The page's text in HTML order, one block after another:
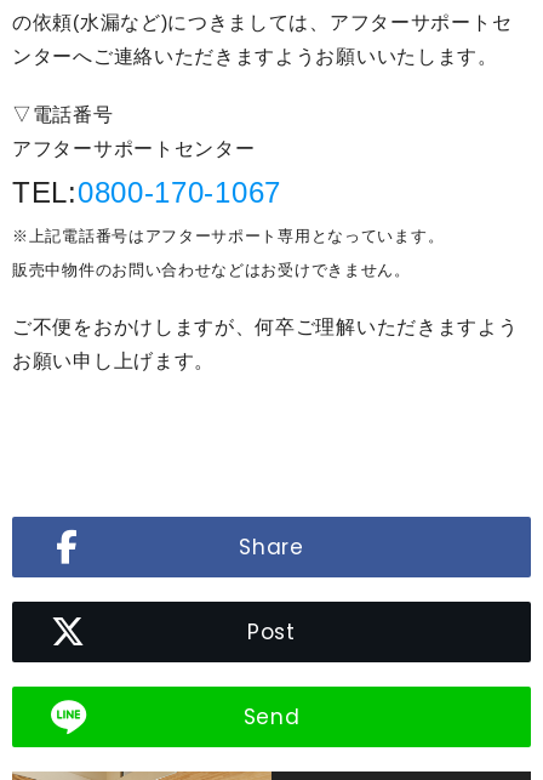
の依頼(水漏など)につきましては、アフターサポートセ
ンターへご連絡いただきますようお願いいたします。
▽電話番号
アフターサポートセンター
TEL:0800-170-1067
※上記電話番号はアフターサポート専用となっています。
販売中物件のお問い合わせなどはお受けできません。
ご不便をおかけしますが、何卒ご理解いただきますよう
お願い申し上げます。
Share
Post
Send